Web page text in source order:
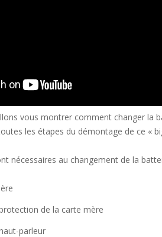
vous montrer comment changer la
les étapes du démontage de ce «
nécessaires au changement de la
de la carte mère
parleur